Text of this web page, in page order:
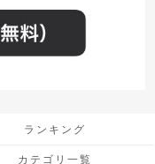
ランキング
カテゴリ一覧